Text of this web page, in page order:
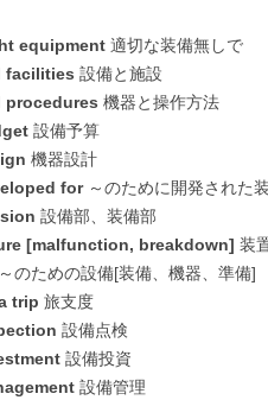
equipment 適切な装備無しで
facilities 設備と施設
procedures 機器と操作方法
設備予算
機器設計
for～のために開発された
設備部、装備部
[malfunction, breakdown] 装
のための設備[装備、機器、準備]
trip 旅支度
設備点検
設備投資
設備管理